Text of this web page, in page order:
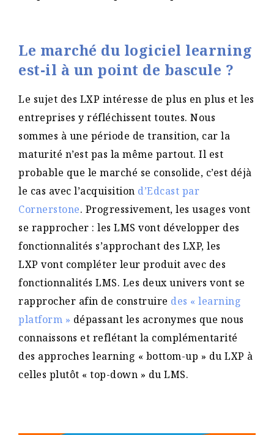
Le marché du logiciel learning
est-il à un point de bascule ?
Le sujet des LXP intéresse de plus en plus et les
entreprises y réfléchissent toutes. Nous
sommes à une période de transition, car la
maturité n’est pas la même partout. Il est
probable que le marché se consolide, c’est déjà
le cas avec l’acquisition d’Edcast par
Cornerstone. Progressivement, les usages vont
se rapprocher : les LMS vont développer des
fonctionnalités s’approchant des LXP, les
LXP vont compléter leur produit avec des
fonctionnalités LMS. Les deux univers vont se
rapprocher afin de construire des « learning
platform » dépassant les acronymes que nous
connaissons et reflétant la complémentarité
des approches learning « bottom-up » du LXP à
celles plutôt « top-down » du LMS.